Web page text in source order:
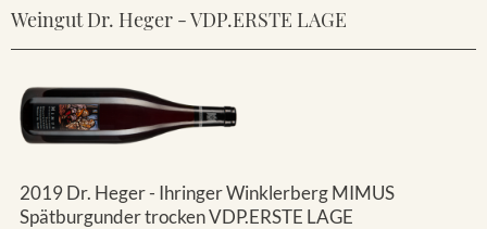
Weingut Dr. Heger - VDP.ERSTE LAGE
2019 Dr. Heger - Ihringer Winklerberg MIMUS
Spätburgunder trocken VDP.ERSTE LAGE